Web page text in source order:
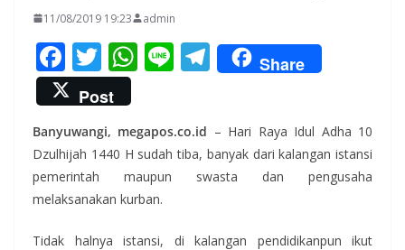
11/08/2019 19:23 admin
F
ac
e
b
o
o
k
T
w
itt
er
W
s
A
p
p
Li T
el
gr
a
Share
Post
Banyuwangi, megapos.co.id – Hari Raya Idul Adha 10
Dzulhijah 1440 H sudah tiba, banyak dari kalangan istansi
pemerintah maupun swasta dan pengusaha
melaksanakan kurban.
Tidak halnya istansi, di kalangan pendidikanpun ikut